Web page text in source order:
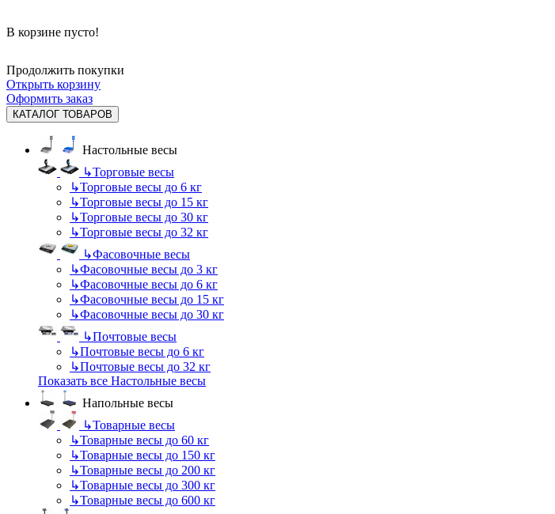
В корзине пусто!
Продолжить покупки
Открыть корзину
Оформить заказ
КАТАЛОГ ТОВАРОВ
Настольные весы
↳Торговые весы
↳Торговые весы до 6 кг
↳Торговые весы до 15 кг
↳Торговые весы до 30 кг
↳Торговые весы до 32 кг
↳Фасовочные весы
↳Фасовочные весы до 3 кг
↳Фасовочные весы до 6 кг
↳Фасовочные весы до 15 кг
↳Фасовочные весы до 30 кг
↳Почтовые весы
↳Почтовые весы до 6 кг
↳Почтовые весы до 32 кг
Показать все Настольные весы
Напольные весы
↳Товарные весы
↳Товарные весы до 60 кг
↳Товарные весы до 150 кг
↳Товарные весы до 200 кг
↳Товарные весы до 300 кг
↳Товарные весы до 600 кг